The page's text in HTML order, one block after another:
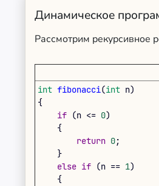
Динамическое
Рассмотрим рекурсивное
int fibonacci(int n)
{
if (n <= 0)
{
return 0;
}
else if (n == 1)
{